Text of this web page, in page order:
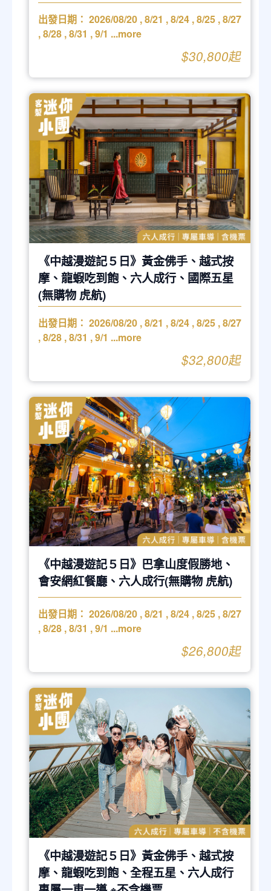
出發日期：2026/08/20 ,8/21 ,8/24 ,8/25 ,8/27
,8/28 ,8/31 ,9/1 ...more
$30,800起
《中越漫遊記５日》黃金佛手、越式按
摩、龍蝦吃到飽、六人成行、國際五星
(無購物 虎航)
出發日期：2026/08/20 ,8/21 ,8/24 ,8/25 ,8/27
,8/28 ,8/31 ,9/1 ...more
$32,800起
《中越漫遊記５日》巴拿山度假勝地、
會安網紅餐廳、六人成行(無購物 虎航)
出發日期：2026/08/20 ,8/21 ,8/24 ,8/25 ,8/27
,8/28 ,8/31 ,9/1 ...more
$26,800起
《中越漫遊記５日》黃金佛手、越式按
摩、龍蝦吃到飽、全程五星、六人成行